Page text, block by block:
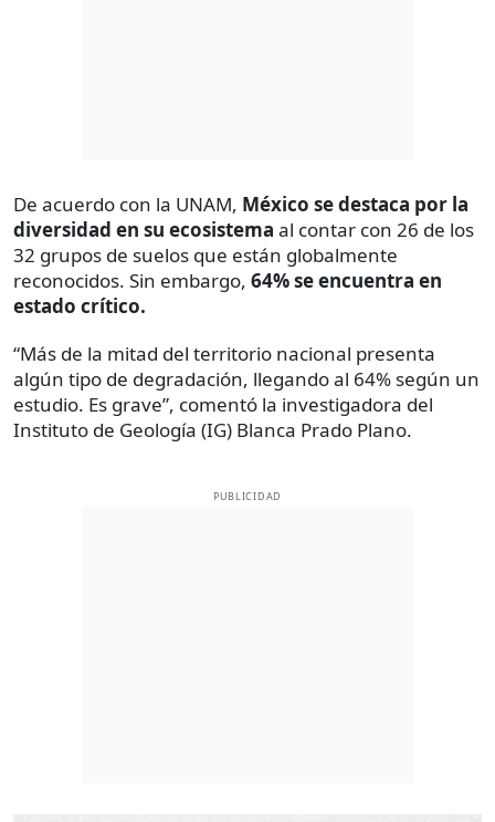
De acuerdo con la UNAM, México se destaca por la
diversidad en su ecosistema al contar con 26 de los
32 grupos de suelos que están globalmente
reconocidos. Sin embargo, 64% se encuentra en
estado crítico.
“Más de la mitad del territorio nacional presenta
algún tipo de degradación, llegando al 64% según un
estudio. Es grave”, comentó la investigadora del
Instituto de Geología (IG) Blanca Prado Plano.
PUBLICIDAD